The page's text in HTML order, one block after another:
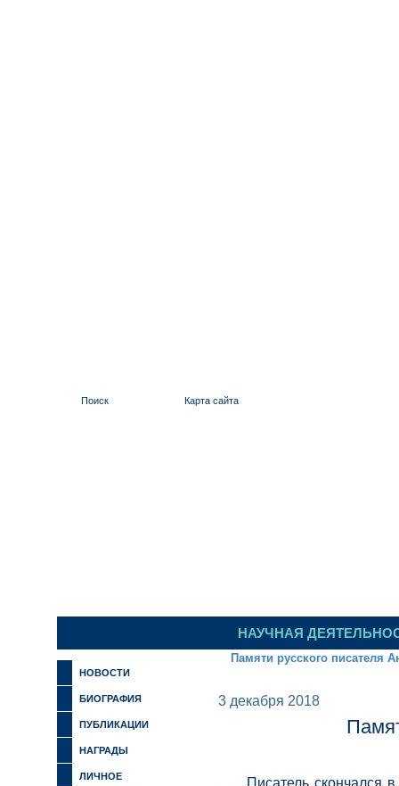
Поиск Карта сайта
НАУЧНАЯ
НОВОСТИ
БИОГРАФИЯ
ПУБЛИКАЦИИ
НАГРАДЫ
ЛИЧНОЕ
Памяти русского писателя
3 декабря 2018
Писатель скончался